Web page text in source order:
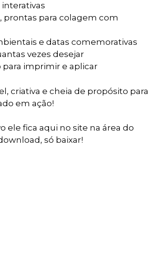
interativas
prontas para colagem com
e datas comemorativas
vezes desejar
para imprimir e aplicar
criativa e cheia de propósito para
em ação!
ele fica aqui no site na área do
só baixar!